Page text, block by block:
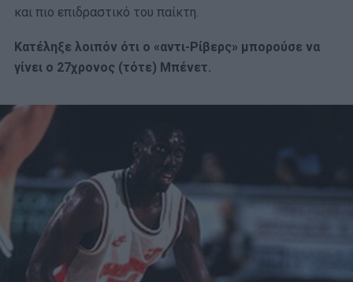
και πιο επιδραστικό του παίκτη.
Κατέληξε λοιπόν ότι ο «αντι-Ρίβερς» μπορούσε να
γίνει ο 27χρονος (τότε) Μπένετ.